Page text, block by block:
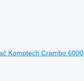
Komptech Crambo 6000